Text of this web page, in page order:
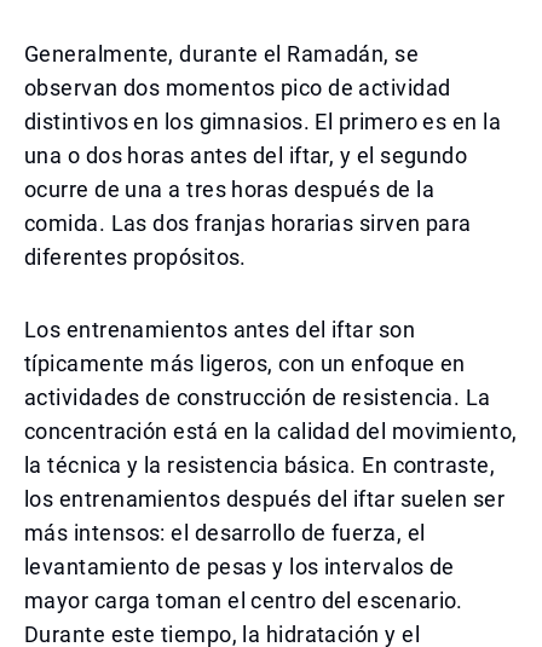
Generalmente, durante el Ramadán, se
observan dos momentos pico de actividad
distintivos en los gimnasios. El primero es en la
una o dos horas antes del iftar, y el segundo
ocurre de una a tres horas después de la
comida. Las dos franjas horarias sirven para
diferentes propósitos.
Los entrenamientos antes del iftar son
típicamente más ligeros, con un enfoque en
actividades de construcción de resistencia. La
concentración está en la calidad del movimiento,
la técnica y la resistencia básica. En contraste,
los entrenamientos después del iftar suelen ser
más intensos: el desarrollo de fuerza, el
levantamiento de pesas y los intervalos de
mayor carga toman el centro del escenario.
Durante este tiempo, la hidratación y el